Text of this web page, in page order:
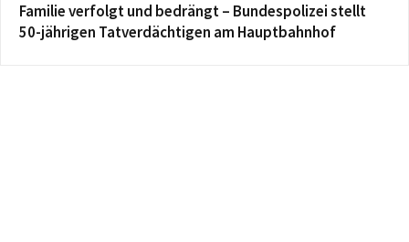
Familie verfolgt und bedrängt – Bundespolizei stellt
50-jährigen Tatverdächtigen am Hauptbahnhof